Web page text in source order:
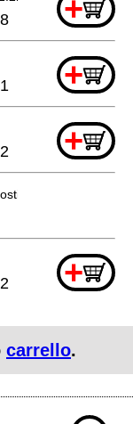
+
+
+
+
carrello.